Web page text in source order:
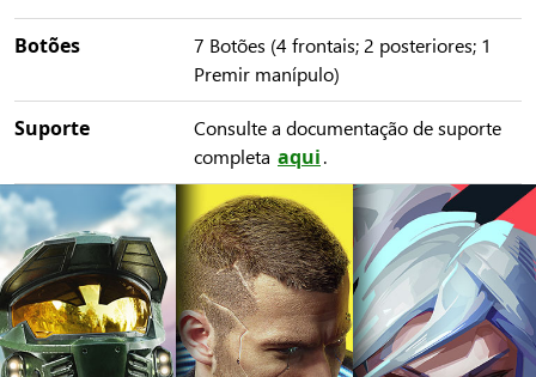
Botões
7 Botões (4 frontais; 2 posteriores; 1
Premir manípulo)
Suporte
Consulte a documentação de suporte
completa aqui.